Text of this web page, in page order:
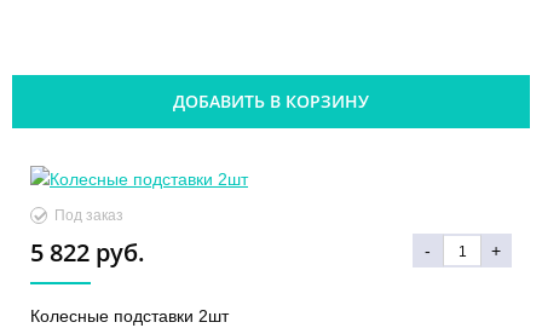
ДОБАВИТЬ В КОРЗИНУ
Под заказ
5 822 руб. - +
Колесные подставки 2шт